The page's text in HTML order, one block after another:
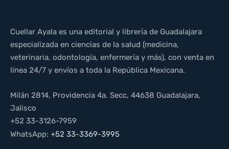
Cuellar Ayala es una editorial y librería de Guadalajara
especializada en ciencias de la salud (medicina,
veterinaria, odontología, enfermería y más), con venta en
línea 24/7 y envíos a toda la República Mexicana.
Milán 2814, Providencia 4a. Secc, 44638 Guadalajara,
Jalisco
+52 33-3126-7959
WhatsApp: +52 33-3369-3995